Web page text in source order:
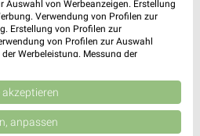
Auswahl von Werbeanzeigen. Erstellung
Verwendung von Profilen zur
Erstellung von Profilen zur
von Profilen zur Auswahl
Werbeleistung. Messung der
Quellen. Entwicklung und
reduzierter Daten zur Auswahl
Union weitergegeben und in die
akzeptieren
anpassen